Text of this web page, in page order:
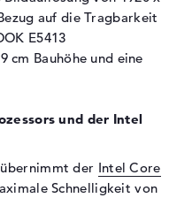
auf die Tragbarkeit
E5413
cm Bauhöhe und eine
und der Intel
der Intel Core
Schnelligkeit von